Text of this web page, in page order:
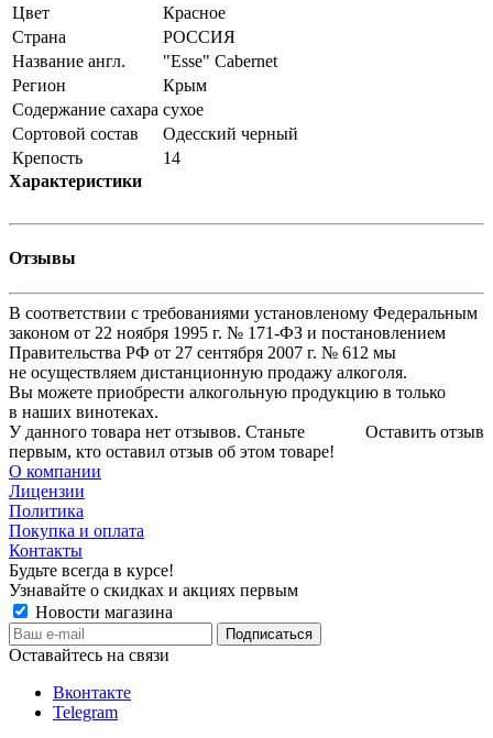
Цвет
Красное
Страна
РОССИЯ
Название англ.
"Esse" Cabernet
Регион
Крым
Содержание сахара сухое
Сортовой состав
Одесский черный
Крепость
14
Характеристики
Отзывы
В соответствии с требованиями установленому Федеральным
законом от 22 ноября 1995 г. № 171-ФЗ и постановлением
Правительства РФ от 27 сентября 2007 г. № 612 мы
не осуществляем дистанционную продажу алкоголя.
Вы можете приобрести алкогольную продукцию в только
в наших винотеках.
Оставить отзыв
У данного товара нет отзывов. Станьте
первым, кто оставил отзыв об этом товаре!
О компании
Лицензии
Политика
Покупка и оплата
Контакты
Будьте всегда в курсе!
Узнавайте о скидках и акциях первым
Новости магазина
Оставайтесь на связи
Вконтакте
Telegram